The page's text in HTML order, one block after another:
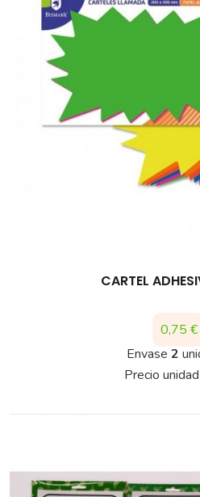
CARTEL
Precio
0,75 €
Envase 2
Precio unidad